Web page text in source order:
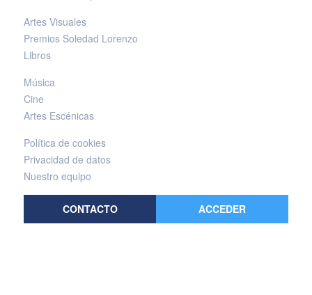
Artes Visuales
Premios Soledad Lorenzo
Libros
Música
Cine
Artes Escénicas
Política de cookies
Privacidad de datos
Nuestro equipo
CONTACTO ACCEDER